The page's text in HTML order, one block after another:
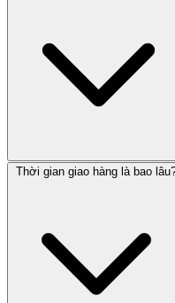
Thời gian giao hàng là bao